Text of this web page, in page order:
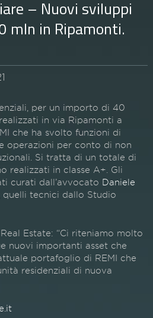
– Nuovi sviluppi
mln in Ripamonti.
per un importo di 40
in via Ripamonti a
che ha svolto funzioni di
operazioni per conto di non
Si tratta di un totale di
realizzati in classe A+. Gli
curati dall’avvocato Daniele
, quelli tecnici dallo Studio
Estate: “Ci riteniamo molto
nuovi importanti asset che
portafoglio di REMI che
residenziali di nuova